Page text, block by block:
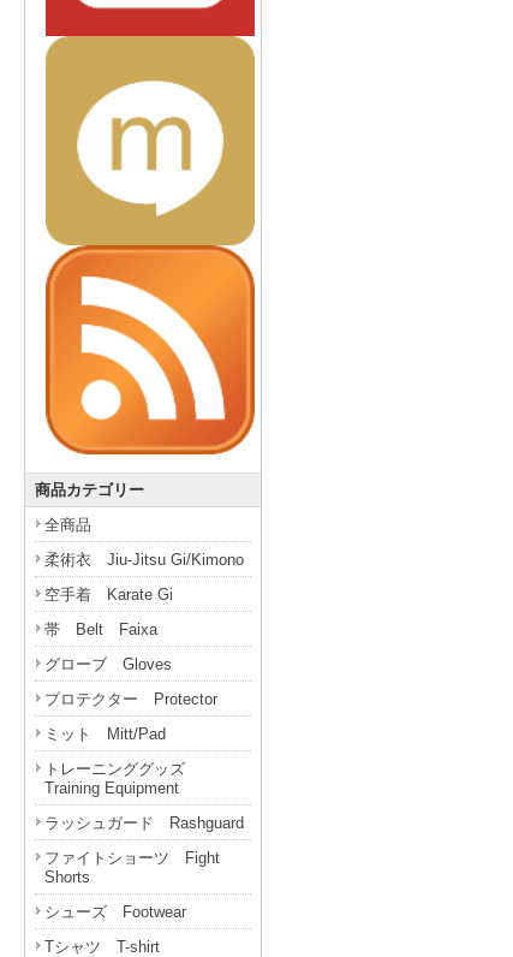
商品カテゴリー
全商品
柔術衣 Jiu-Jitsu Gi/Kimono
空手着 Karate Gi
帯 Belt Faixa
グローブ Gloves
プロテクター Protector
ミット Mitt/Pad
トレーニンググッズ
Training Equipment
ラッシュガード Rashguard
ファイトショーツ Fight
Shorts
シューズ Footwear
Tシャツ T-shirt